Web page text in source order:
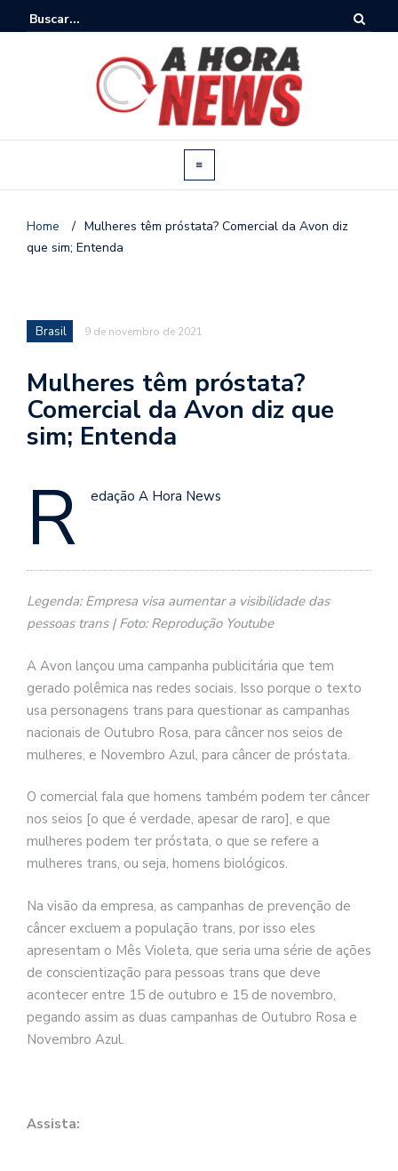
Home / Mulheres têm próstata? Comercial da Avon diz
que sim; Entenda
Brasil 9 de novembro de 2021
Mulheres têm próstata?
Comercial da Avon diz que
sim; Entenda
R edação A Hora News
Legenda: Empresa visa aumentar a visibilidade das
pessoas trans | Foto: Reprodução Youtube
A Avon lançou uma campanha publicitária que tem
gerado polêmica nas redes sociais. Isso porque o texto
usa personagens trans para questionar as campanhas
nacionais de Outubro Rosa, para câncer nos seios de
mulheres, e Novembro Azul, para câncer de próstata.
O comercial fala que homens também podem ter câncer
nos seios [o que é verdade, apesar de raro], e que
mulheres podem ter próstata, o que se refere a
mulheres trans, ou seja, homens biológicos.
Na visão da empresa, as campanhas de prevenção de
câncer excluem a população trans, por isso eles
apresentam o Mês Violeta, que seria uma série de ações
de conscientização para pessoas trans que deve
acontecer entre 15 de outubro e 15 de novembro,
pegando assim as duas campanhas de Outubro Rosa e
Novembro Azul.
Assista: